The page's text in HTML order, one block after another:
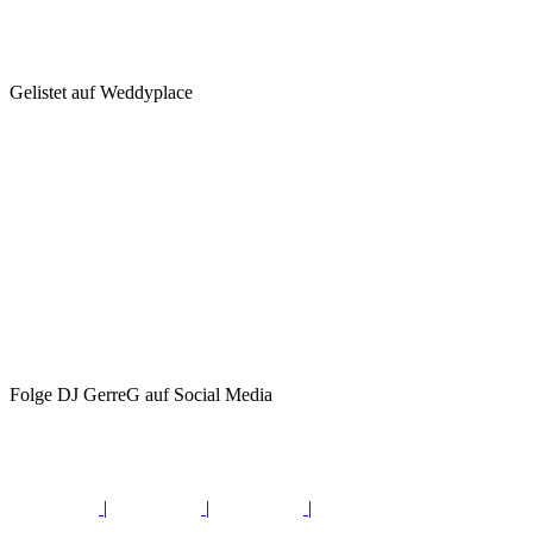
Gelistet auf Weddyplace
Folge DJ GerreG auf Social Media
| | |